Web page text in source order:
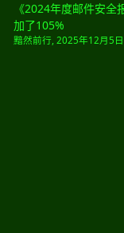
《2024年度邮件安
加了105%
黯然前行, 2025年12月5日